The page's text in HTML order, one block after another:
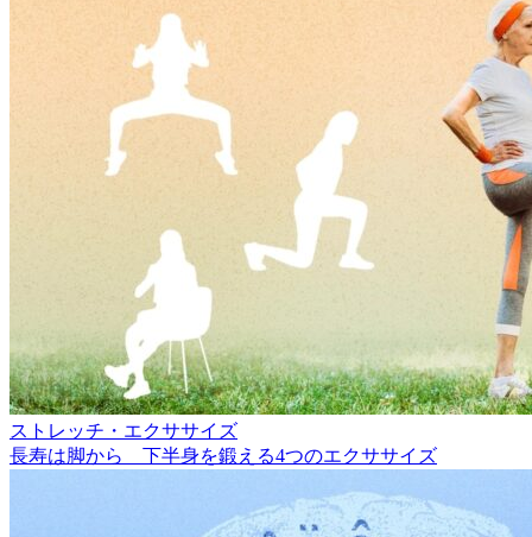
ストレッチ・エクササイズ
長寿は脚から 下半身を鍛える4つのエクササイズ